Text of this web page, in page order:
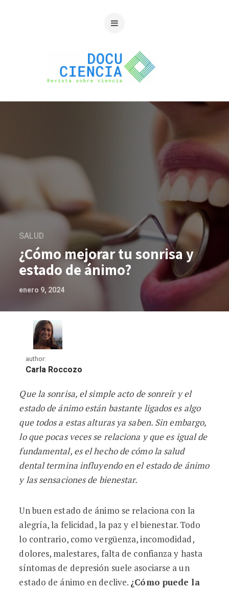
SALUD
¿Cómo mejorar tu sonrisa y
estado de ánimo?
enero 9, 2024
author:
Carla Roccozo
¿Cómo mejorar tu sonrisa y estado de
Que la sonrisa, el simple acto de sonreír y el
estado de ánimo están bastante ligados es algo
que todos a estas alturas ya saben. Sin embargo,
lo que pocas veces se relaciona y que es igual de
fundamental, es el hecho de cómo la salud
dental termina influyendo en el estado de ánimo
y las sensaciones de bienestar.
Un buen estado de ánimo se relaciona con la
alegría, la felicidad, la paz y el bienestar. Todo
lo contrario, como vergüenza, incomodidad,
dolores, malestares, falta de confianza y hasta
síntomas de depresión suele asociarse a un
estado de ánimo en declive. ¿Cómo puede la